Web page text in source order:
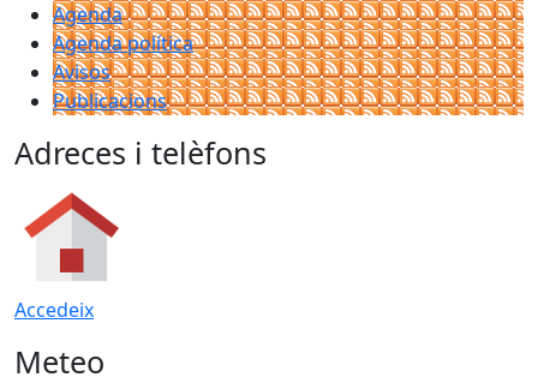
Agenda
Agenda política
Avisos
Publicacions
Adreces i telèfons
Accedeix
Meteo